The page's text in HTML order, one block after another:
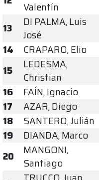
Valentín
13
DI PALMA, Luis
José
14
CRAPARO, Elio
15
LEDESMA,
Christian
16
FAÍN, Ignacio
17
AZAR, Diego
18
SANTERO, Julián
19
DIANDA, Marco
20
MANGONI,
Santiago